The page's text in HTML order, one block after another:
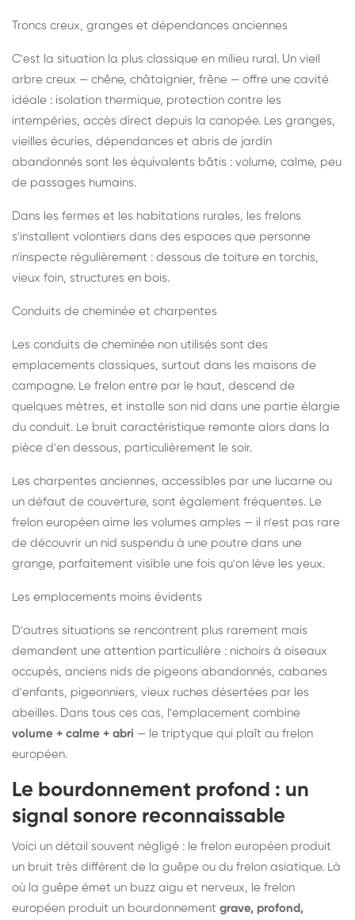
Troncs creux, granges et dépendances anciennes
C'est la situation la plus classique en milieu rural. Un vieil
arbre creux — chêne, châtaignier, frêne — offre une cavité
idéale : isolation thermique, protection contre les
intempéries, accès direct depuis la canopée. Les granges,
vieilles écuries, dépendances et abris de jardin
abandonnés sont les équivalents bâtis : volume, calme, peu
de passages humains.
Dans les fermes et les habitations rurales, les frelons
s'installent volontiers dans des espaces que personne
n'inspecte régulièrement : dessous de toiture en torchis,
vieux foin, structures en bois.
Conduits de cheminée et charpentes
Les conduits de cheminée non utilisés sont des
emplacements classiques, surtout dans les maisons de
campagne. Le frelon entre par le haut, descend de
quelques mètres, et installe son nid dans une partie élargie
du conduit. Le bruit caractéristique remonte alors dans la
pièce d'en dessous, particulièrement le soir.
Les charpentes anciennes, accessibles par une lucarne ou
un défaut de couverture, sont également fréquentes. Le
frelon européen aime les volumes amples — il n'est pas rare
de découvrir un nid suspendu à une poutre dans une
grange, parfaitement visible une fois qu'on lève les yeux.
Les emplacements moins évidents
D'autres situations se rencontrent plus rarement mais
demandent une attention particulière : nichoirs à oiseaux
occupés, anciens nids de pigeons abandonnés, cabanes
d'enfants, pigeonniers, vieux ruches désertées par les
abeilles. Dans tous ces cas, l'emplacement combine
volume + calme + abri — le triptyque qui plaît au frelon
européen.
Le bourdonnement profond : un
signal sonore reconnaissable
Voici un détail souvent négligé : le frelon européen produit
un bruit très différent de la guêpe ou du frelon asiatique. Là
où la guêpe émet un buzz aigu et nerveux, le frelon
européen produit un bourdonnement grave, profond,